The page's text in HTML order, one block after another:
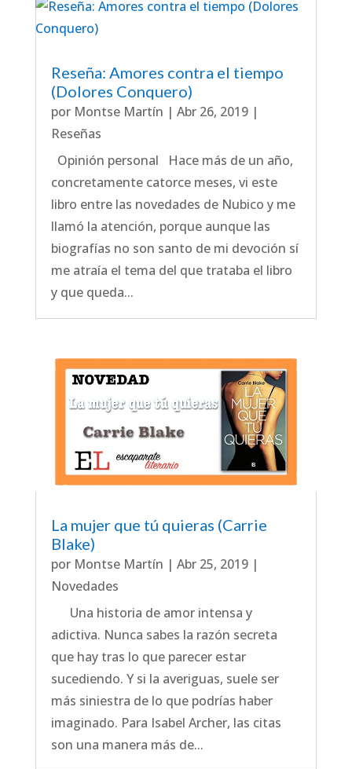
Reseña: Amores contra el tiempo
(Dolores Conquero)
por Montse Martín | Abr 26, 2019|
Reseñas
Opinión personal Hace más de un año,
concretamente catorce meses, vi este
libro entre las novedades de Nubico y me
llamó la atención, porque aunque las
biografías no son santo de mi devoción sí
me atraía el tema del que trataba el libro
y que queda...
La mujer que tú quieras (Carrie
Blake)
por Montse Martín | Abr 25, 2019|
Novedades
Una historia de amor intensa y
adictiva. Nunca sabes la razón secreta
que hay tras lo que parecer estar
sucediendo. Y si la averiguas, suele ser
más siniestra de lo que podrías haber
imaginado. Para Isabel Archer, las citas
son una manera más de...